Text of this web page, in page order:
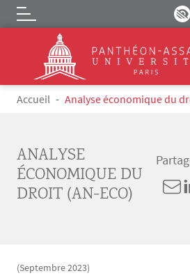
Aller au contenu principal
Logo
Fil d'Ariane
Accueil Analyse économique du
ANALYSE
ÉCONOMIQUE DU
DROIT (AN-ECO)
(Septembre 2023)